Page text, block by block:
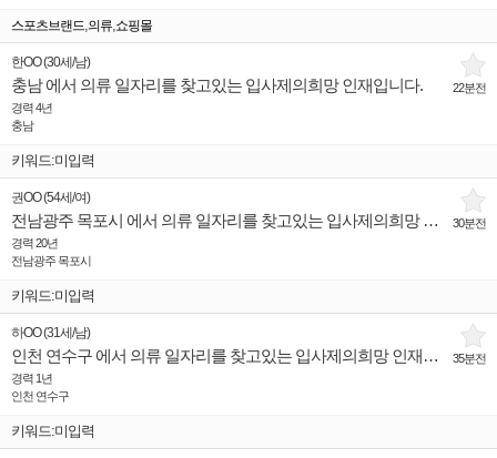
스포츠브랜드,의류,쇼핑몰
22분전
한OO(30세 /남)
충남 에서 의류 일자리를 찾고있는 입사제의희망 인재입니다.
경력 4년
충남
키워드:미입력
30분전
권OO(54세 /여)
전남광주 목포시 에서 의류 일자리를 찾고있는 입사제의희망 인재입니다.
경력 20년
전남광주 목포시
키워드:미입력
35분전
하OO(31세 /남)
인천 연수구 에서 의류 일자리를 찾고있는 입사제의희망 인재입니다.
경력 1년
인천 연수구
키워드:미입력